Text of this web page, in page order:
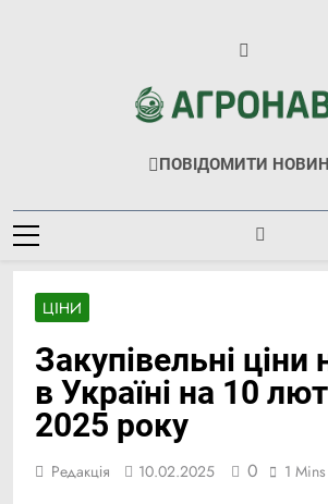
Агронавт
Новини Українського
ПОВІДОМИТИ
ЦІНИ
Закупівельні ціни
в Україні на 10
2025 року
Редакція 10.02.2025 0 1 Mins